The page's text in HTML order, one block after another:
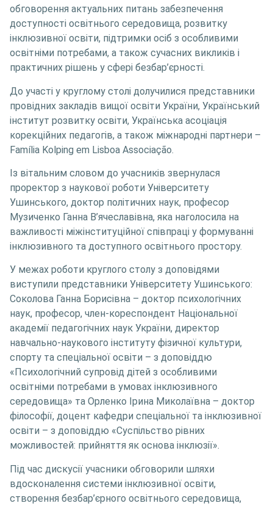
обговорення актуальних питань забезпечення
доступності освітнього середовища, розвитку
інклюзивної освіти, підтримки осіб з особливими
освітніми потребами, а також сучасних викликів і
практичних рішень у сфері безбар’єрності.
До участі у круглому столі долучилися представники
провідних закладів вищої освіти України, Український
інститут розвитку освіти, Українська асоціація
корекційних педагогів, а також міжнародні партнери –
Família Kolping em Lisboa Associação.
Із вітальним словом до учасників звернулася
проректор з наукової роботи Університету
Ушинського, доктор політичних наук, професор
Музиченко Ганна В’ячеславівна, яка наголосила на
важливості міжінституційної співпраці у формуванні
інклюзивного та доступного освітнього простору.
У межах роботи круглого столу з доповідями
виступили представники Університету Ушинського:
Соколова Ганна Борисівна – доктор психологічних
наук, професор, член-кореспондент Національної
академії педагогічних наук України, директор
навчально-наукового інституту фізичної культури,
спорту та спеціальної освіти – з доповіддю
«Психологічний супровід дітей з особливими
освітніми потребами в умовах інклюзивного
середовища» та Орленко Ірина Миколаївна – доктор
філософії, доцент кафедри спеціальної та інклюзивної
освіти – з доповіддю «Суспільство рівних
можливостей: прийняття як основа інклюзії».
Під час дискусії учасники обговорили шляхи
вдосконалення системи інклюзивної освіти,
створення безбар’єрного освітнього середовища,